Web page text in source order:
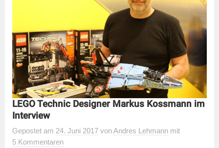
LEGO Technic Designer Markus Kossmann im
Interview
Gepostet am 24. Juni 2017 vonAndres Lehmann mit
5 Kommentaren